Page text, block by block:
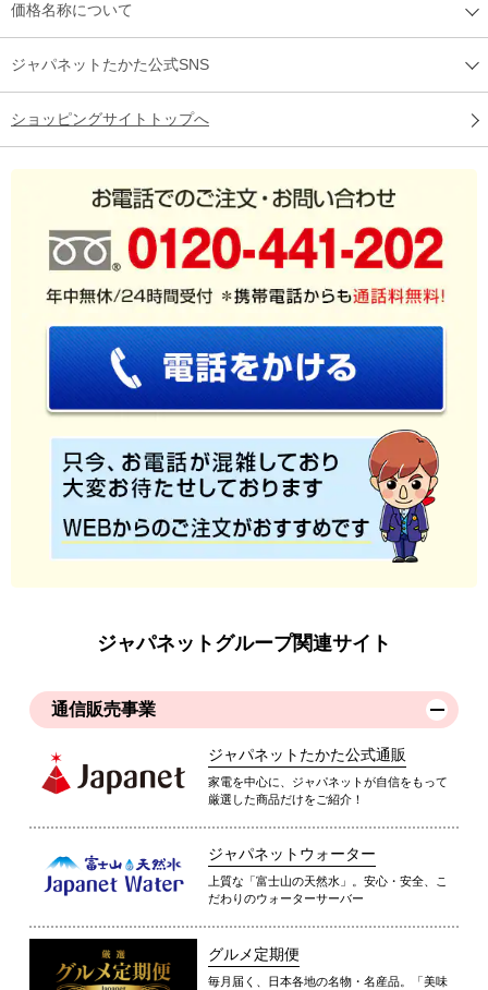
価格名称について
ジャパネットたかた公式SNS
ショッピングサイトトップへ
ジャパネットグループ関連サイト
通信販売事業
ジャパネットたかた公式通販
家電を中心に、ジャパネットが自信をもって
厳選した商品だけをご紹介！
ジャパネットウォーター
上質な「富士山の天然水」。安心・安全、こ
だわりのウォーターサーバー
グルメ定期便
毎月届く、日本各地の名物・名産品。「美味